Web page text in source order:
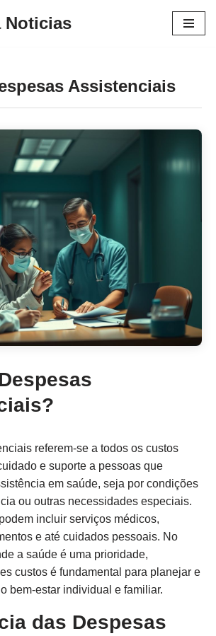
Noticias
Assistenciais
referem-se a todos os custos
e suporte a pessoas que
em saúde, seja por condições
ou outras necessidades especiais.
incluir serviços médicos,
e até cuidados pessoais. No
a saúde é uma prioridade,
custos é fundamental para planejar e
bem-estar individual e familiar.
das Despesas